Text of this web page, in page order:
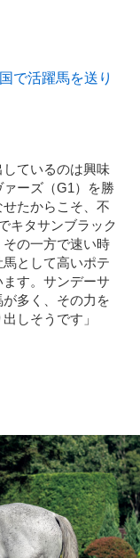
で活躍馬を送り
ているのは興味
ーズ（G1）を勝
たからこそ、不
キタサンブラック
の一方で速い時
として高いポテ
す。サンデーサ
多く、その力を
しそうです」